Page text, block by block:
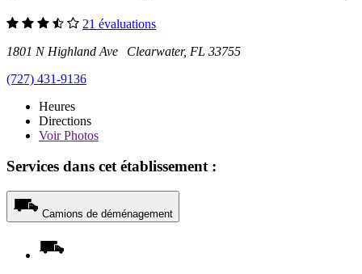
21 évaluations
1801 N Highland Ave Clearwater, FL 33755
(727) 431-9136
Heures
Directions
VoirPhotos
Services dans cet établissement :
Camions de déménagement